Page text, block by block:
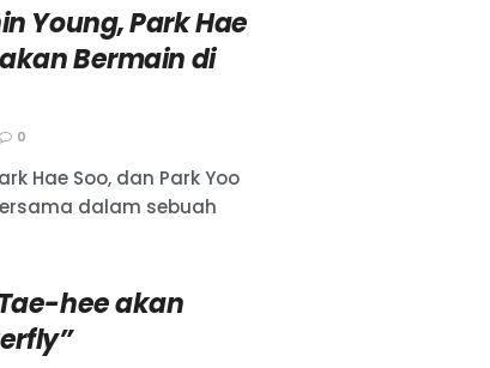
Young, Park Hae
Bermain di
0
Hae Soo, dan Park Yoo
dalam sebuah
hee akan